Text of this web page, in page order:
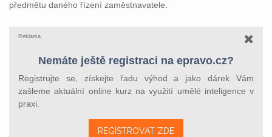
předmětu daného řízení zaměstnavatele.
Reklama
Nemáte ještě registraci na epravo.cz?
Registrujte se, získejte řadu výhod a jako dárek Vám
zašleme aktuální online kurz na využití umělé inteligence v
praxi.
REGISTROVAT ZDE